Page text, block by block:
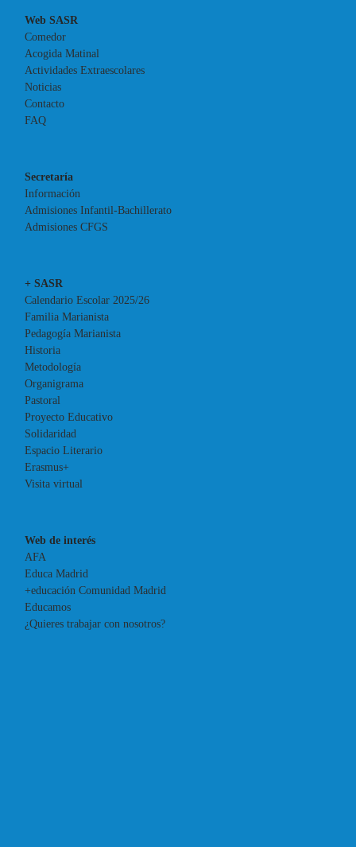
Web SASR
Comedor
Acogida Matinal
Actividades Extraescolares
Noticias
Contacto
FAQ
Secretaría
Información
Admisiones Infantil-Bachillerato
Admisiones CFGS
+ SASR
Calendario Escolar 2025/26
Familia Marianista
Pedagogía Marianista
Historia
Metodología
Organigrama
Pastoral
Proyecto Educativo
Solidaridad
Espacio Literario
Erasmus+
Visita virtual
Web de interés
AFA
Educa Madrid
+educación Comunidad Madrid
Educamos
¿Quieres trabajar con nosotros?